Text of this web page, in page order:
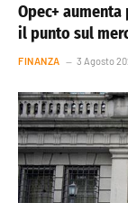
Opec+
il punto sul
FINANZA 3 Agosto